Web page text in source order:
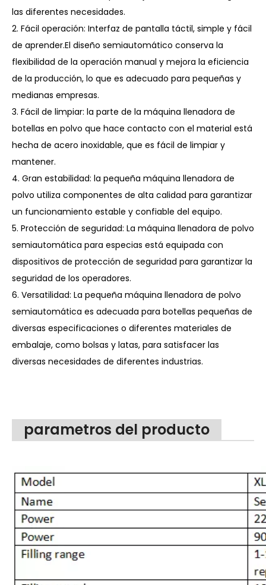
las diferentes necesidades.
2. Fácil operación: Interfaz de pantalla táctil, simple y fácil
de aprender.El diseño semiautomático conserva la
flexibilidad de la operación manual y mejora la eficiencia
de la producción, lo que es adecuado para pequeñas y
medianas empresas.
3. Fácil de limpiar: la parte de la máquina llenadora de
botellas en polvo que hace contacto con el material está
hecha de acero inoxidable, que es fácil de limpiar y
mantener.
4. Gran estabilidad: la pequeña máquina llenadora de
polvo utiliza componentes de alta calidad para garantizar
un funcionamiento estable y confiable del equipo.
5. Protección de seguridad: La máquina llenadora de polvo
semiautomática para especias está equipada con
dispositivos de protección de seguridad para garantizar la
seguridad de los operadores.
6. Versatilidad: La pequeña máquina llenadora de polvo
semiautomática es adecuada para botellas pequeñas de
diversas especificaciones o diferentes materiales de
embalaje, como bolsas y latas, para satisfacer las
diversas necesidades de diferentes industrias.
parametros del producto